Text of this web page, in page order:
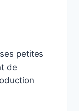
petites
de